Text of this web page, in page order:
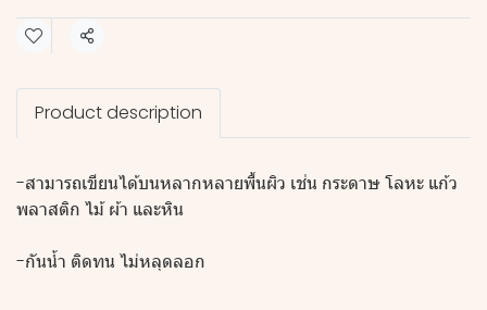
Share
Product description
-สามารถเขียนได้บนหลากหลายพื้นผิว เช่น กระดาษ โลหะ แก้ว
พลาสติก ไม้ ผ้า และหิน
-กันน้ำ ติดทน ไม่หลุดลอก